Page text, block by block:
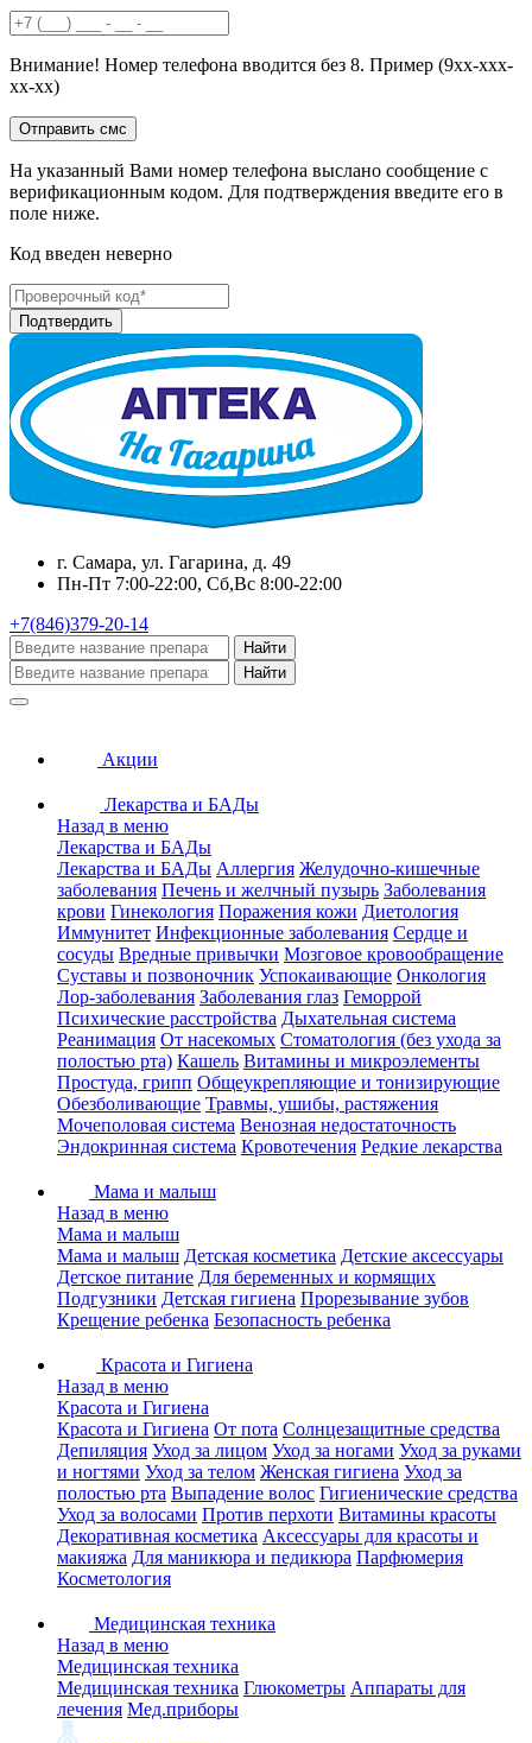
Внимание! Номер телефона вводится без 8. Пример (9хх-ххх-
хх-хх)
На указанный Вами номер телефона выслано сообщение с
верификационным кодом. Для подтверждения введите его в
поле ниже.
Код введен неверно
г. Самара, ул. Гагарина, д. 49
Пн-Пт 7:00-22:00, Сб,Вс 8:00-22:00
+7(846)379-20-14
Найти
Найти
Акции
Лекарства и БАДы
Назад в меню
Лекарства и БАДы
Лекарства и БАДы Аллергия Желудочно-кишечные
заболевания Печень и желчный пузырь Заболевания
крови Гинекология Поражения кожи Диетология
Иммунитет Инфекционные заболевания Сердце и
сосуды Вредные привычки Мозговое кровообращение
Суставы и позвоночник Успокаивающие Онкология
Лор-заболевания Заболевания глаз Геморрой
Психические расстройства Дыхательная система
Реанимация От насекомых Стоматология (без ухода за
полостью рта) Кашель Витамины и микроэлементы
Простуда, грипп Общеукрепляющие и тонизирующие
Обезболивающие Травмы, ушибы, растяжения
Мочеполовая система Венозная недостаточность
Эндокринная система Кровотечения Редкие лекарства
Мама и малыш
Назад в меню
Мама и малыш
Мама и малыш Детская косметика Детские аксессуары
Детское питание Для беременных и кормящих
Подгузники Детская гигиена Прорезывание зубов
Крещение ребенка Безопасность ребенка
Красота и Гигиена
Назад в меню
Красота и Гигиена
Красота и Гигиена От пота Солнцезащитные средства
Депиляция Уход за лицом Уход за ногами Уход за руками
и ногтями Уход за телом Женская гигиена Уход за
полостью рта Выпадение волос Гигиенические средства
Уход за волосами Против перхоти Витамины красоты
Декоративная косметика Аксессуары для красоты и
макияжа Для маникюра и педикюра Парфюмерия
Косметология
Медицинская техника
Назад в меню
Медицинская техника
Медицинская техника Глюкометры Аппараты для
лечения Мед.приборы